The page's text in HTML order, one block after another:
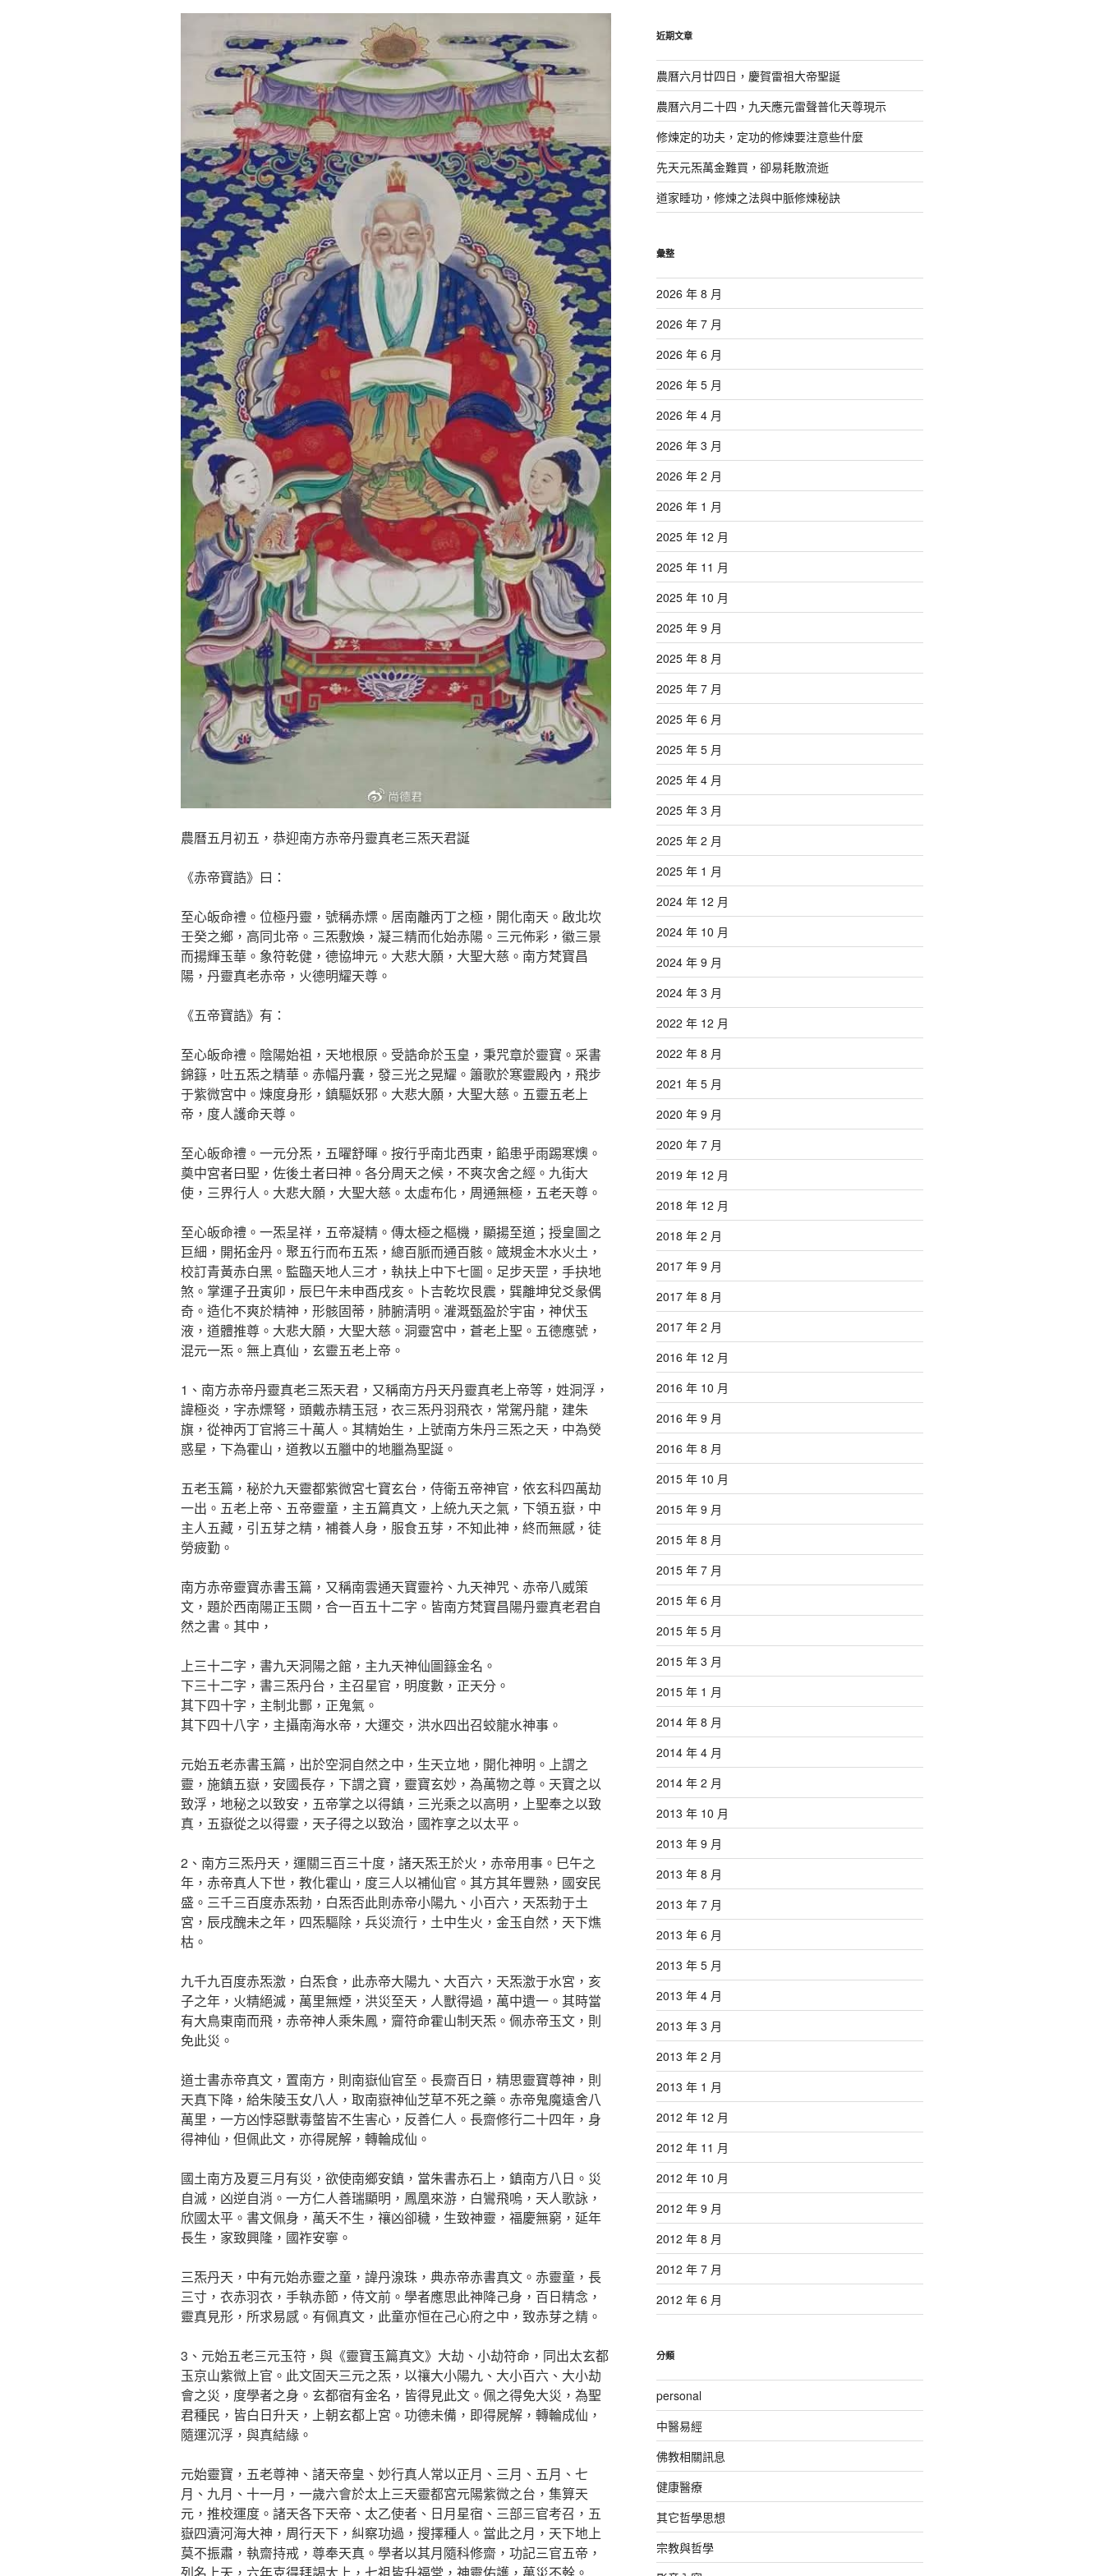
農曆五月初五，恭迎南方赤帝丹靈真老三炁天君誕
《赤帝寶誥》曰：
至心皈命禮。位極丹靈，號稱赤熛。居南離丙丁之極，開化南天。啟北坎
壬癸之鄉，高同北帝。三炁敷煥，凝三精而化始赤陽。三元佈彩，徽三景
而揚輝玉華。象符乾健，德協坤元。大悲大願，大聖大慈。南方梵寶昌
陽，丹靈真老赤帝，火德明耀天尊。
《五帝寶誥》有：
至心皈命禮。陰陽始祖，天地根原。受誥命於玉皇，秉咒章於靈寶。采書
錦籙，吐五炁之精華。赤幅丹囊，發三光之晃耀。簫歌於寒靈殿內，飛步
于紫微宮中。煉度身形，鎮驅妖邪。大悲大願，大聖大慈。五靈五老上
帝，度人護命天尊。
至心皈命禮。一元分炁，五曜舒暉。按行乎南北西東，餡患乎雨踢寒燠。
奠中宮者曰聖，佐後土者曰神。各分周天之候，不爽次舍之經。九街大
使，三界行人。大悲大願，大聖大慈。太虛布化，周通無極，五老天尊。
至心皈命禮。一炁呈祥，五帝凝精。傳太極之樞機，顯揚至道；授皇圖之
巨細，開拓金丹。聚五行而布五炁，總百脈而通百骸。箴規金木水火土，
校訂青黃赤白黑。監臨天地人三才，執扶上中下七圖。足步天罡，手抉地
煞。掌運子丑寅卯，辰巳午未申酉戌亥。卜吉乾坎艮震，巽離坤兌爻彖偶
奇。造化不爽於精神，形骸固蒂，肺腑清明。灌溉甄盈於宇宙，神伏玉
液，道體推尊。大悲大願，大聖大慈。洞靈宮中，蒼老上聖。五德應號，
混元一炁。無上真仙，玄靈五老上帝。
1、南方赤帝丹靈真老三炁天君，又稱南方丹天丹靈真老上帝等，姓洞浮，
諱極炎，字赤熛弩，頭戴赤精玉冠，衣三炁丹羽飛衣，常駕丹龍，建朱
旗，從神丙丁官將三十萬人。其精始生，上號南方朱丹三炁之天，中為熒
惑星，下為霍山，道教以五臘中的地臘為聖誕。
五老玉篇，秘於九天靈都紫微宮七寶玄台，侍衛五帝神官，依玄科四萬劫
一出。五老上帝、五帝靈童，主五篇真文，上統九天之氣，下領五嶽，中
主人五藏，引五芽之精，補養人身，服食五芽，不知此神，終而無感，徒
勞疲勤。
南方赤帝靈寶赤書玉篇，又稱南雲通天寶靈衿、九天神咒、赤帝八威策
文，題於西南陽正玉闕，合一百五十二字。皆南方梵寶昌陽丹靈真老君自
然之書。其中，
上三十二字，書九天洞陽之館，主九天神仙圖籙金名。
下三十二字，書三炁丹台，主召星官，明度數，正天分。
其下四十字，主制北酆，正鬼氣。
其下四十八字，主攝南海水帝，大運交，洪水四出召蛟龍水神事。
元始五老赤書玉篇，出於空洞自然之中，生天立地，開化神明。上謂之
靈，施鎮五嶽，安國長存，下謂之寶，靈寶玄妙，為萬物之尊。天寶之以
致浮，地秘之以致安，五帝掌之以得鎮，三光乘之以高明，上聖奉之以致
真，五嶽從之以得靈，天子得之以致治，國祚享之以太平。
2、南方三炁丹天，運關三百三十度，諸天炁王於火，赤帝用事。巳午之
年，赤帝真人下世，教化霍山，度三人以補仙官。其方其年豐熟，國安民
盛。三千三百度赤炁勃，白炁否此則赤帝小陽九、小百六，天炁勃于土
宮，辰戌醜未之年，四炁驅除，兵災流行，土中生火，金玉自然，天下燋
枯。
九千九百度赤炁激，白炁食，此赤帝大陽九、大百六，天炁激于水宮，亥
子之年，火精絕滅，萬里無煙，洪災至天，人獸得過，萬中遺一。其時當
有大鳥東南而飛，赤帝神人乘朱鳳，齎符命霍山制天炁。佩赤帝玉文，則
免此災。
道士書赤帝真文，置南方，則南嶽仙官至。長齋百日，精思靈寶尊神，則
天真下降，給朱陵玉女八人，取南嶽神仙芝草不死之藥。赤帝鬼魔遠舍八
萬里，一方凶悖惡獸毒螫皆不生害心，反善仁人。長齋修行二十四年，身
得神仙，但佩此文，亦得屍解，轉輪成仙。
國土南方及夏三月有災，欲使南鄉安鎮，當朱書赤石上，鎮南方八日。災
自滅，凶逆自消。一方仁人善瑞顯明，鳳凰來游，白鸞飛嗚，天人歌詠，
欣國太平。書文佩身，萬夭不生，禳凶卻穢，生致神靈，福慶無窮，延年
長生，家致興隆，國祚安寧。
三炁丹天，中有元始赤靈之童，諱丹湶珠，典赤帝赤書真文。赤靈童，長
三寸，衣赤羽衣，手執赤節，侍文前。學者應思此神降己身，百日精念，
靈真見形，所求易感。有佩真文，此童亦恒在己心府之中，致赤芽之精。
3、元始五老三元玉符，與《靈寶玉篇真文》大劫、小劫符命，同出太玄都
玉京山紫微上官。此文固天三元之炁，以禳大小陽九、大小百六、大小劫
會之災，度學者之身。玄都宿有金名，皆得見此文。佩之得免大災，為聖
君種民，皆白日升天，上朝玄都上宮。功德未備，即得屍解，轉輪成仙，
隨運沉浮，與真結緣。
元始靈寶，五老尊神、諸天帝皇、妙行真人常以正月、三月、五月、七
月、九月、十一月，一歲六會於太上三天靈都宮元陽紫微之台，集算天
元，推校運度。諸天各下天帝、太乙使者、日月星宿、三部三官考召，五
嶽四瀆河海大神，周行天下，糾察功過，搜擇種人。當此之月，天下地上
莫不振肅，執齋持戒，尊奉天真。學者以其月隨科修齋，功記三官五帝，
列名上天，六年克得拜謁太上，七祖皆升福堂，神靈佑護，萬災不幹。
字:
近期文章
農曆六月廿四日，慶賀雷祖大帝聖誕
農曆六月二十四，九天應元雷聲普化天尊現示
修煉定的功夫，定功的修煉要注意些什麼
先天元炁萬金難買，卻易耗散流逝
道家睡功，修煉之法與中脈修煉秘訣
彙整
2026 年 8 月
2026 年 7 月
2026 年 6 月
2026 年 5 月
2026 年 4 月
2026 年 3 月
2026 年 2 月
2026 年 1 月
2025 年 12 月
2025 年 11 月
2025 年 10 月
2025 年 9 月
2025 年 8 月
2025 年 7 月
2025 年 6 月
2025 年 5 月
2025 年 4 月
2025 年 3 月
2025 年 2 月
2025 年 1 月
2024 年 12 月
2024 年 10 月
2024 年 9 月
2024 年 3 月
2022 年 12 月
2022 年 8 月
2021 年 5 月
2020 年 9 月
2020 年 7 月
2019 年 12 月
2018 年 12 月
2018 年 2 月
2017 年 9 月
2017 年 8 月
2017 年 2 月
2016 年 12 月
2016 年 10 月
2016 年 9 月
2016 年 8 月
2015 年 10 月
2015 年 9 月
2015 年 8 月
2015 年 7 月
2015 年 6 月
2015 年 5 月
2015 年 3 月
2015 年 1 月
2014 年 8 月
2014 年 4 月
2014 年 2 月
2013 年 10 月
2013 年 9 月
2013 年 8 月
2013 年 7 月
2013 年 6 月
2013 年 5 月
2013 年 4 月
2013 年 3 月
2013 年 2 月
2013 年 1 月
2012 年 12 月
2012 年 11 月
2012 年 10 月
2012 年 9 月
2012 年 8 月
2012 年 7 月
2012 年 6 月
分類
personal
中醫易經
佛教相關訊息
健康醫療
其它哲學思想
宗教與哲學